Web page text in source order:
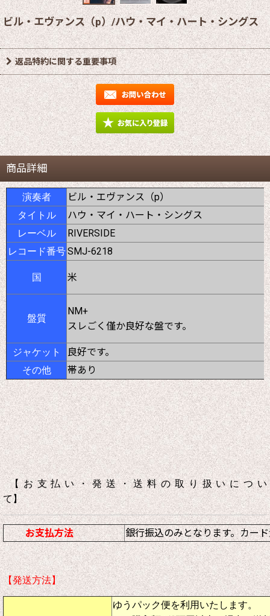
ビル・エヴァンス（p）/ハウ・マイ・ハート・シングス
返品特約に関する重要事項
商品詳細
演奏者 ビル・エヴァンス（p）
タイトル ハウ・マイ・ハート・シングス
レーベル RIVERSIDE
レコード番号 SMJ-6218
国 米
盤質
NM+
スレごく僅か良好な盤です。
ジャケット 良好です。
その他 帯あり
【お支払い・発送・送料の取り扱いについ
て】
お支払方法 銀行振込のみとなります。カー
【発送方法】
ゆうパック便を利用いたします。